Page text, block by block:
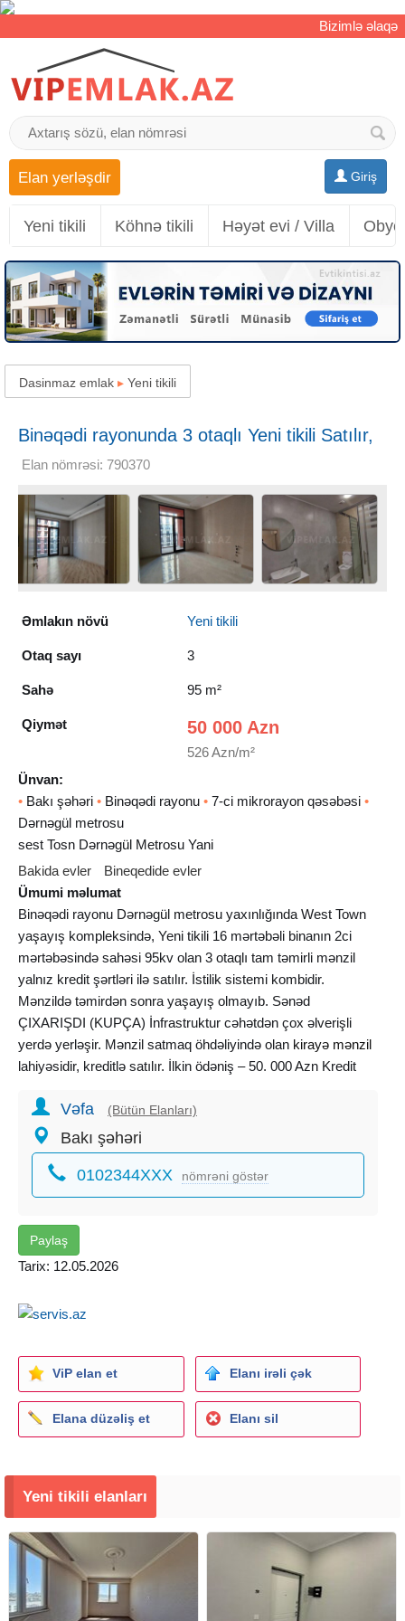
Bizimlə əlaqə
Giriş
Elan yerləşdir
Yeni tikili Köhnə tikili Həyət evi / Villa
Dasinmaz emlak ▸ Yeni tikili
Binəqədi rayonunda 3 otaqlı Yeni tikili Satılır,
95 m²
Elan nömrəsi: 790370
Əmlakın növü Yeni tikili
Otaq sayı 3
Sahə 95 m²
Qiymət 50 000 Azn
526 Azn/m²
Ünvan:
• Bakı şəhəri • Binəqədi rayonu • 7-ci mikrorayon qəsəbəsi •
Dərnəgül metrosu
sest Tosn Dərnəgül Metrosu Yani
Bakida evler
Bineqedide evler
Ümumi məlumat
Binəqədi rayonu Dərnəgül metrosu yaxınlığında West Town
yaşayış kompleksində, Yeni tikili 16 mərtəbəli binanın 2ci
mərtəbəsində sahəsi 95kv olan 3 otaqlı tam təmirli mənzil
yalnız kredit şərtləri ilə satılır. İstilik sistemi kombidir.
Mənzildə təmirdən sonra yaşayış olmayıb. Sənəd
ÇIXARIŞDI (KUPÇA) İnfrastruktur cəhətdən çox əlverişli
yerdə yerləşir. Mənzil satmaq öhdəliyində olan kirayə mənzil
lahiyəsidir, kreditlə satılır. İlkin ödəniş – 50. 000 Azn Kredit
rəsmi gəliri olan şəxslər müraciət edə bilər 2. Kredit tarixcəsi
müsbət olmalıdır. 3. Kredit yaşı max. 70 yaşa"dək 4.
Müraciət yaşı min. 59 yaşa"dək OFİSİN XİDMƏT HAQQI
2000 AZN
Vəfa (Bütün Elanları)
Bakı şəhəri
0102344XXX nömrəni göstər
Paylaş
Tarix: 12.05.2026
ViP elan et Elanı irəli çək
Elana düzəliş et Elanı sil
Yeni tikili elanları